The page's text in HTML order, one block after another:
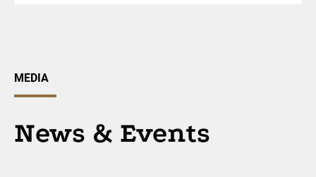
MEDIA
News & Events